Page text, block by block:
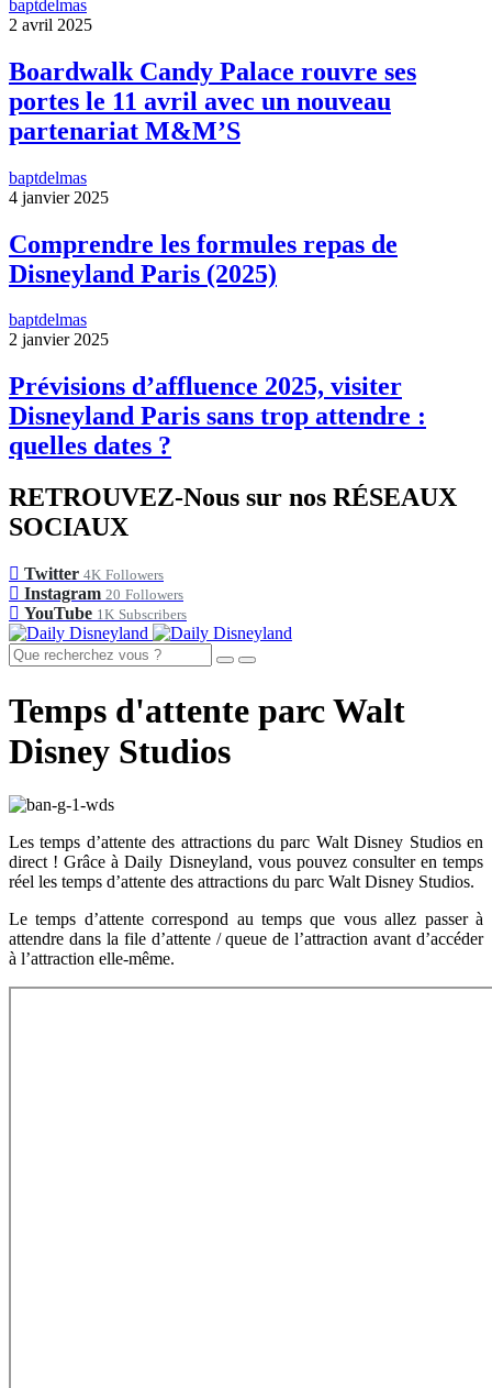
baptdelmas
2 avril 2025
Boardwalk Candy Palace rouvre ses
portes le 11 avril avec un nouveau
partenariat M&M’S
baptdelmas
4 janvier 2025
Comprendre les formules repas de
Disneyland Paris (2025)
baptdelmas
2 janvier 2025
Prévisions d’affluence 2025, visiter
Disneyland Paris sans trop attendre :
quelles dates ?
RETROUVEZ-Nous sur nos RÉSEAUX
SOCIAUX
Twitter 4K Followers
Instagram 20 Followers
YouTube 1K Subscribers
Temps d'attente parc Walt
Disney Studios
Les temps d’attente des attractions du parc Walt Disney Studios en
direct ! Grâce à Daily Disneyland, vous pouvez consulter en temps
réel les temps d’attente des attractions du parc Walt Disney Studios.
Le temps d’attente correspond au temps que vous allez passer à
attendre dans la file d’attente / queue de l’attraction avant d’accéder
à l’attraction elle-même.